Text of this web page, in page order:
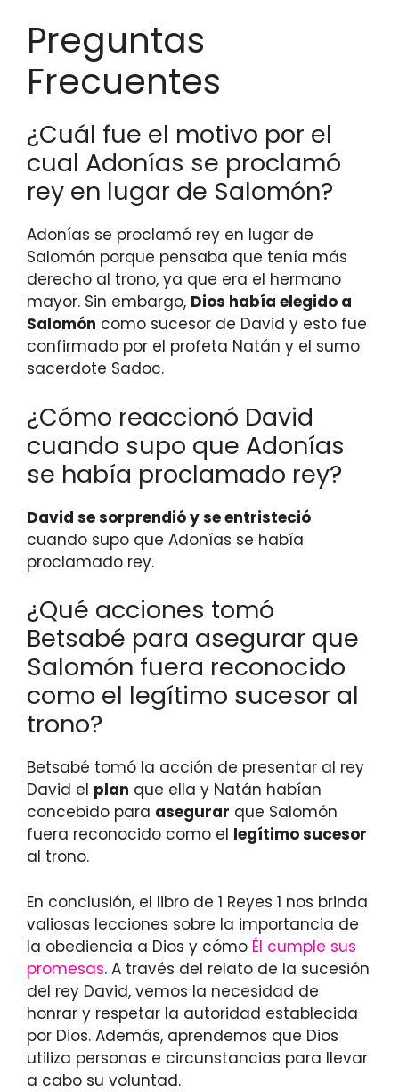
Preguntas
Frecuentes
¿Cuál fue el motivo por el
cual Adonías se proclamó
rey en lugar de Salomón?
Adonías se proclamó rey en lugar de
Salomón porque pensaba que tenía más
derecho al trono, ya que era el hermano
mayor. Sin embargo, Dios había elegido a
Salomón como sucesor de David y esto fue
confirmado por el profeta Natán y el sumo
sacerdote Sadoc.
¿Cómo reaccionó David
cuando supo que Adonías
se había proclamado rey?
David se sorprendió y se entristeció
cuando supo que Adonías se había
proclamado rey.
¿Qué acciones tomó
Betsabé para asegurar que
Salomón fuera reconocido
como el legítimo sucesor al
trono?
Betsabé tomó la acción de presentar al rey
David el plan que ella y Natán habían
concebido para asegurar que Salomón
fuera reconocido como el legítimo sucesor
al trono.
En conclusión, el libro de 1 Reyes 1 nos brinda
valiosas lecciones sobre la importancia de
la obediencia a Dios y cómo Él cumple sus
promesas. A través del relato de la sucesión
del rey David, vemos la necesidad de
honrar y respetar la autoridad establecida
por Dios. Además, aprendemos que Dios
utiliza personas e circunstancias para llevar
a cabo su voluntad.